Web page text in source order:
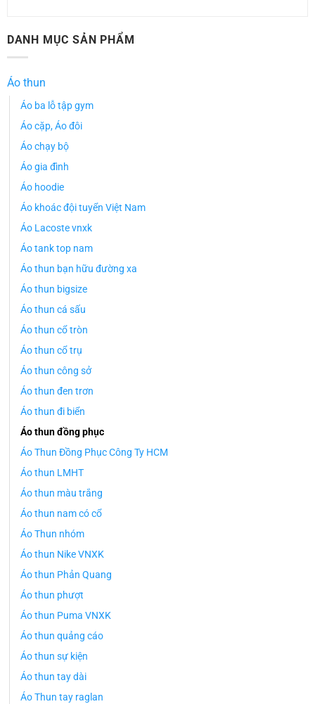
DANH MỤC SẢN PHẨM
Áo thun
Áo ba lỗ tập gym
Áo cặp, Áo đôi
Áo chạy bộ
Áo gia đình
Áo hoodie
Áo khoác đội tuyển Việt Nam
Áo Lacoste vnxk
Áo tank top nam
Áo thun bạn hữu đường xa
Áo thun bigsize
Áo thun cá sấu
Áo thun cổ tròn
Áo thun cổ trụ
Áo thun công sở
Áo thun đen trơn
Áo thun đi biển
Áo thun đồng phục
Áo Thun Đồng Phục Công Ty HCM
Áo thun LMHT
Áo thun màu trắng
Áo thun nam có cổ
Áo Thun nhóm
Áo thun Nike VNXK
Áo thun Phản Quang
Áo thun phượt
Áo thun Puma VNXK
Áo thun quảng cáo
Áo thun sự kiện
Áo thun tay dài
Áo Thun tay raglan